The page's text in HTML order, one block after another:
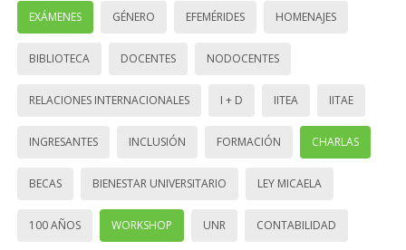
EXÁMENES GÉNERO EFEMÉRIDES HOMENAJES
BIBLIOTECA DOCENTES NODOCENTES
RELACIONES INTERNACIONALES I + D IITEA IITAE
INGRESANTES INCLUSIÓN FORMACIÓN CHARLAS
BECAS BIENESTAR UNIVERSITARIO LEY MICAELA
100 AÑOS WORKSHOP UNR CONTABILIDAD